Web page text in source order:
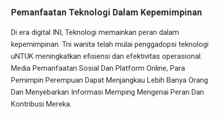
Pemanfaatan Teknologi Dalam Kepemimpinan
Di era digital INI, Teknologi memainkan peran dalam
kepemimpinan. Tni wanita telah mulai penggadopsi teknologi
uNTUK meningkatkan efisiensi dan efektivitas operasional.
Media Pemanfaatan Sosial Dan Platform Online, Para
Pemimpin Perempuan Dapat Menjangkau Lebih Banya Orang
Dan Menyebarkan Informasi Memping Mengenai Peran Dan
Kontribusi Mereka.